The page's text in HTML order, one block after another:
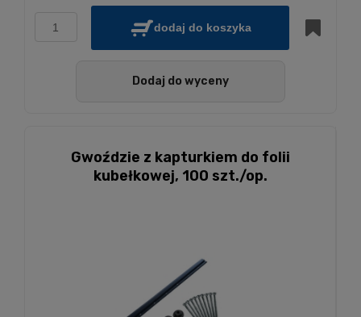
dodaj do koszyka
Dodaj do wyceny
Gwoździe z kapturkiem do folii
kubełkowej, 100 szt./op.